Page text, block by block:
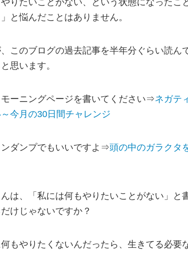
りたいことがない、という状態になったこ
と悩んだことはありません。
このブログの過去記事を半年分ぐらい読ん
思います。
ーニングページを書いてください⇒ネガテ
今月の30日間チャレンジ
ダンプでもいいですよ⇒頭の中のガラクタ
は、「私には何もやりたいことがない」と
けじゃないですか？
もやりたくないんだったら、生きてる必要